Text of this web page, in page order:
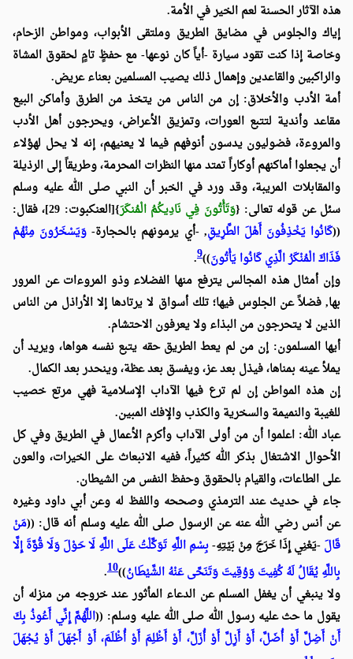
هذه الآثار الحسنة لعم الخير في الأمة.
إياك والجلوس في مضايق الطريق وملتقى الأبواب، ومواطن الزحام،
وخاصة إذا كنت تقود سيارة -أياً كان نوعها- مع حفظٍ تامٍ لحقوق المشاة
والراكبين والقاعدين وإهمال ذلك يصيب المسلمين بعناء عريض.
أمة الأدب والأخلاق: إن من الناس من يتخذ من الطرق وأماكن البيع
مقاعد وأندية لتتبع العورات، وتمزيق الأعراض، ويحرجون أهل الأدب
والمروءة، فضوليون يدسون أنوفهم فيما لا يعنيهم، إنه لا يحل لهؤلاء
أن يجعلوا أماكنهم أوكاراً تمتد منها النظرات المحرمة، وطريقاً إلى الرذيلة
والمقابلات المريبة، وقد ورد في الخبر أن النبي صلى الله عليه وسلم
سئل عن قوله تعالى: {وَتَأْتُونَ فِي نَادِيكُمُ الْمُنكَرَ}[العنكبوت: 29]
، فقال:
((كَانُوا يَخْذِفُونَ أَهْلَ الطَّرِيقِ, -أي يرمونهم بالحجارة- وَيَسْخَرُونَ مِنْهُمْ
فَذَاكَ الْمُنْكَرُ الَّذِي كَانُوا يَأْتُونَ))
9
.
وإن أمثال هذه المجالس يترفع منها الفضلاء وذو المروءات عن المرور
بها, فضلاً عن الجلوس فيها؛ تلك أسواق لا يرتادها إلا الأراذل من الناس
الذين لا يتحرجون من البذاء ولا يعرفون الاحتشام.
أيها المسلمون: إن من لم يعط الطريق حقه يتبع نفسه هواها، ويريد أن
يملأ عينه بمناها، فيذل بعد عز، ويفسق بعد عظة، وينحدر بعد الكمال.
إن هذه المواطن إن لم ترع فيها الآداب الإسلامية فهي مرتع خصيب
للغيبة والنميمة والسخرية والكذب والإفك المبين.
عباد الله: اعلموا أن من أولى الآداب وأكرم الأعمال في الطريق وفي كل
الأحوال الاشتغال بذكر الله كثيراً، ففيه الانبعاث على الخيرات، والعون
على الطاعات، والقيام بالحقوق وحفظ النفس من الشيطان.
جاء في حديث عند الترمذي وصححه واللفظ له وعن أبي داود وغيره
عن أنس رضي الله عنه عن الرسول صلى الله عليه وسلم أنه قال: ((مَنْ
قَالَ-يَعْنِي إِذَا خَرَجَ مِنْ بَيْتِهِ-بِسْمِ اللَّهِ تَوَكَّلْتُ عَلَى اللَّهِ لَا حَوْلَ وَلَا قُوَّةَ إِلَّا
بِاللَّهِ يُقَالُ لَهُ كُفِيتَ وَوُقِيتَ وَتَنَحَّى عَنْهُ الشَّيْطَانُ))
10
.
ولا ينبغي أن يغفل المسلم عن الدعاء المأثور عند خروجه من منزله أن
يقول ما حث عليه رسول الله صلى الله عليه وسلم: ((اللَّهُمَّ إِنِّي أَعُوذُ بِكَ
أَنْ أَضِلَّ أَوْ أُضَلَّ، أَوْ أَزِلَّ أَوْ أُزَلَّ، أَوْ أَظْلِمَ أَوْ أُظْلَمَ، أَوْ أَجْهَلَ أَوْ يُجْهَلَ